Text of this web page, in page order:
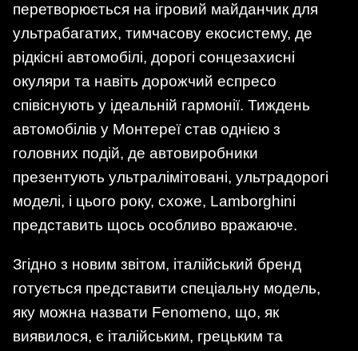
перетворюється на ігровий майданчик для
ультрабагатих, тимчасову екосистему, де
рідкісні автомобілі, дорогі сонцезахисні
окуляри та навіть дорожчий еспресо
співіснують у ідеальній гармонії. Тиждень
автомобілів у Монтереї став однією з
головних подій, де автовиробники
презентують ультралімітовані, ультрадорогі
моделі, і цього року, схоже, Lamborghini
представить щось особливо вражаюче.
Згідно з новим звітом, італійський бренд
готується представити спеціальну модель,
яку можна назвати Fenomeno, що, як
виявилося, є італійським, грецьким та